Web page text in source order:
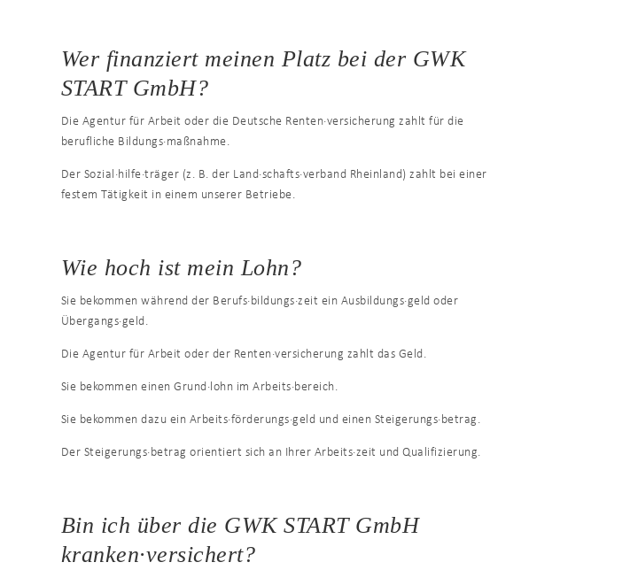
Wer finanziert meinen Platz bei der GWK
START GmbH?
Die Agentur für Arbeit oder die Deutsche Renten·versicherung zahlt für die
berufliche Bildungs·maßnahme.
Der Sozial·hilfe·träger (z. B. der Land·schafts·verband Rheinland) zahlt bei einer
festem Tätigkeit in einem unserer Betriebe.
Wie hoch ist mein Lohn?
Sie bekommen während der Berufs·bildungs·zeit ein Ausbildungs·geld oder
Übergangs·geld.
Die Agentur für Arbeit oder der Renten·versicherung zahlt das Geld.
Sie bekommen einen Grund·lohn im Arbeits·bereich.
Sie bekommen dazu ein Arbeits·förderungs·geld und einen Steigerungs·betrag.
Der Steigerungs·betrag orientiert sich an Ihrer Arbeits·zeit und Qualifizierung.
Bin ich über die GWK START GmbH
kranken·versichert?